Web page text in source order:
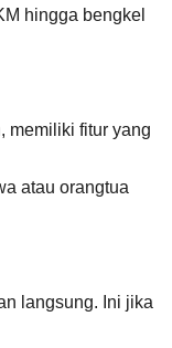
hingga bengkel
memiliki fitur yang
atau orangtua
langsung. Ini jika